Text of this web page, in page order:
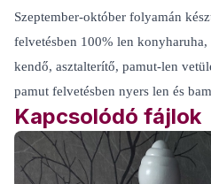
Szeptember-október folyamán
felvetésben 100% len
kendő, asztalterítő, pamut-len
pamut felvetésben nyers len és
Kapcsolódó fájlok